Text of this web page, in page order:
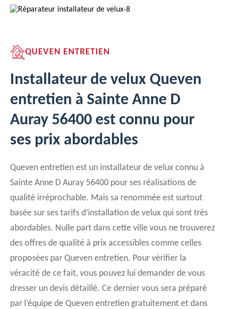
QUEVEN ENTRETIEN
Installateur de velux Queven
entretien à Sainte Anne D
Auray 56400 est connu pour
ses prix abordables
Queven entretien est un installateur de velux connu à
Sainte Anne D Auray 56400 pour ses réalisations de
qualité irréprochable. Mais sa renommée est surtout
basée sur ses tarifs d’installation de velux qui sont très
abordables. Nulle part dans cette ville vous ne trouverez
des offres de qualité à prix accessibles comme celles
proposées par Queven entretien. Pour vérifier la
véracité de ce fait, vous pouvez lui demander de vous
dresser un devis détaillé. Ce dernier vous sera préparé
par l’équipe de Queven entretien gratuitement et dans